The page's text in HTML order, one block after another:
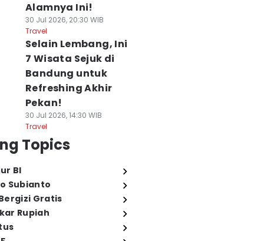
Alamnya Ini!
30 Jul 2026, 20:30 WIB
Travel
Selain Lembang, Ini
7 Wisata Sejuk di
Bandung untuk
Refreshing Akhir
Pekan!
30 Jul 2026, 14:30 WIB
Travel
Topics
BI
Subianto
Gratis
Rupiah